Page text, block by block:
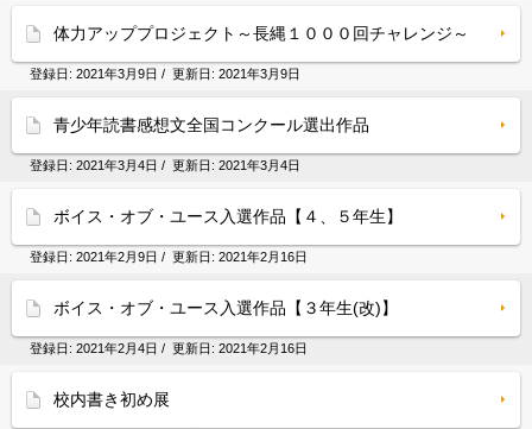
体力アッププロジェクト～長縄１０００回チャレンジ～
登録日: 2021年3月9日 / 更新日: 2021年3月9日
青少年読書感想文全国コンクール選出作品
登録日: 2021年3月4日 / 更新日: 2021年3月4日
ボイス・オブ・ユース入選作品【４、５年生】
登録日: 2021年2月9日 / 更新日: 2021年2月16日
ボイス・オブ・ユース入選作品【３年生(改)】
登録日: 2021年2月4日 / 更新日: 2021年2月16日
校内書き初め展